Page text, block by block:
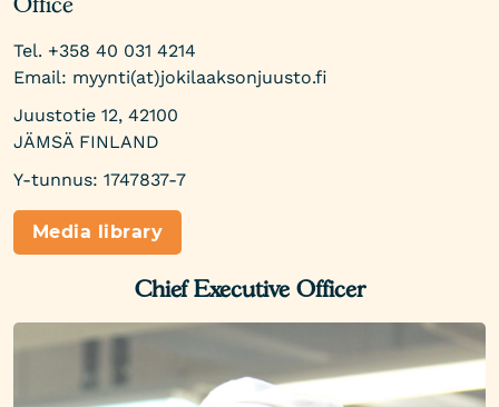
Office
Tel. +358 40 031 4214
Email: myynti(at)jokilaaksonjuusto.fi
Juustotie 12, 42100
JÄMSÄ FINLAND
Y-tunnus: 1747837-7
Media library
Chief Executive Officer